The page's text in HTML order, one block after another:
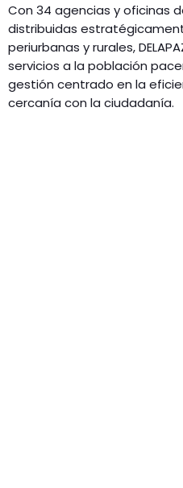
Con 34 agencias y oficinas
distribuidas
periurbanas y rurales,
servicios a la población
gestión centrado en la
cercanía con la ciudadanía.